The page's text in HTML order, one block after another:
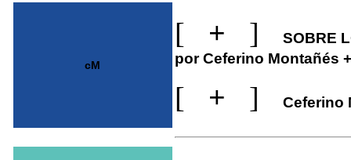
cM
[ + ]
SOBRE
por Ceferino Montañés
[ + ] Ceferino